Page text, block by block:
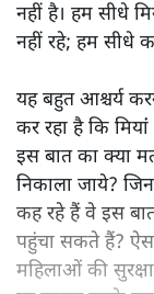
नहीं है। हम सीधे
नहीं रहे; हम सीधे
यह बहुत आश्चर्य
कर रहा है कि
इस बात का क्या
निकाला जाये?
कह रहे हैं वे इस
पहुंचा सकते हैं?
महिलाओं की